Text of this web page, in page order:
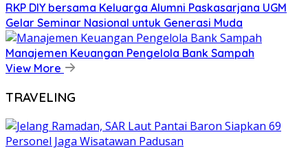
RKP DIY bersama Keluarga Alumni Paskasarjana UGM
Gelar Seminar Nasional untuk Generasi Muda
Manajemen Keuangan Pengelola Bank Sampah
View More
TRAVELING